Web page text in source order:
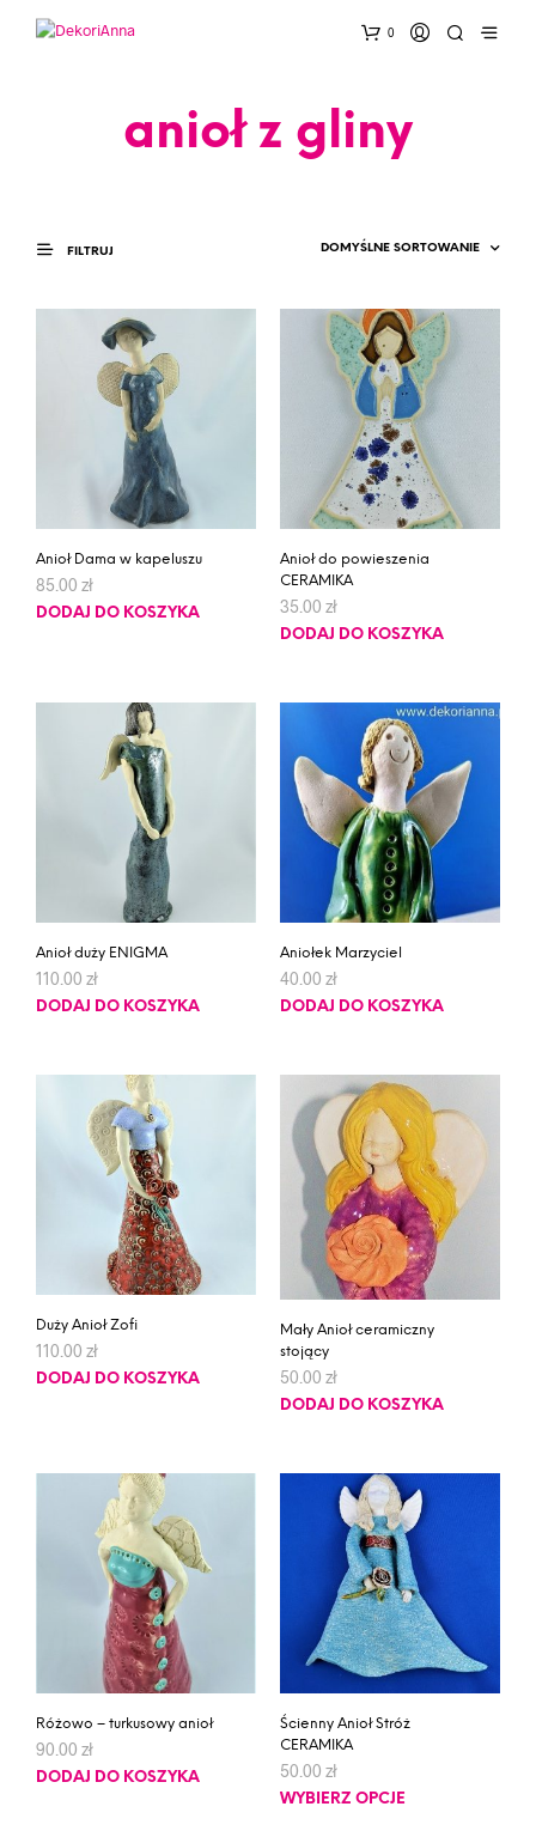
0
anioł z gliny
FILTRUJ
Anioł Dama w kapeluszu
85.00 zł
DODAJ DO KOSZYKA
Anioł do powieszenia
CERAMIKA
35.00 zł
DODAJ DO KOSZYKA
Anioł duży ENIGMA
110.00 zł
DODAJ DO KOSZYKA
Aniołek Marzyciel
40.00 zł
DODAJ DO KOSZYKA
Duży Anioł Zofi
110.00 zł
DODAJ DO KOSZYKA
Mały Anioł ceramiczny
stojący
50.00 zł
DODAJ DO KOSZYKA
Różowo – turkusowy anioł
90.00 zł
DODAJ DO KOSZYKA
Ścienny Anioł Stróż
CERAMIKA
50.00 zł
WYBIERZ OPCJE